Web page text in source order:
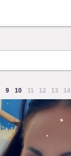
9 10 11 12 13 14